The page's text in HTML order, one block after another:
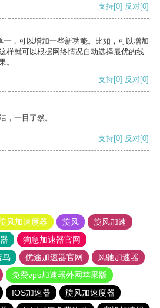
支持[0] 反对[0]
，可以增加一些新功能。比如，可以增加
样就可以根据网络情况自动选择最优的线
。
支持[0] 反对[0]
，一目了然。
支持[0] 反对[0]
风加速度器 旋风
旋风加速
狗急加速器官网
鸟 优途加速器官网
风驰加速器
免费vps加速器外网苹果版
IOS加速器
旋风加速度器